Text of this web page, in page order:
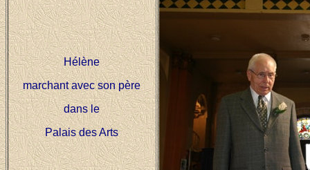
Hélène
marchant avec son père
dans le
Palais des Arts